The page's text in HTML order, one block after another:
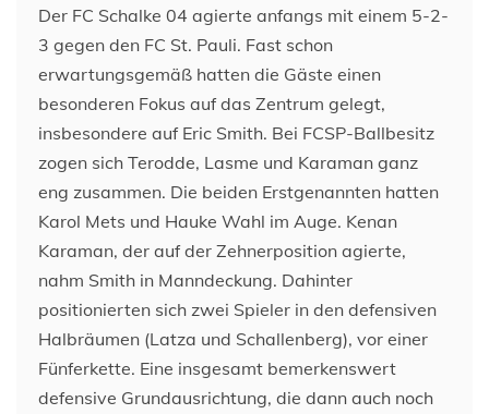
Der FC Schalke 04 agierte anfangs mit einem 5-2-
3 gegen den FC St. Pauli. Fast schon
erwartungsgemäß hatten die Gäste einen
besonderen Fokus auf das Zentrum gelegt,
insbesondere auf Eric Smith. Bei FCSP-Ballbesitz
zogen sich Terodde, Lasme und Karaman ganz
eng zusammen. Die beiden Erstgenannten hatten
Karol Mets und Hauke Wahl im Auge. Kenan
Karaman, der auf der Zehnerposition agierte,
nahm Smith in Manndeckung. Dahinter
positionierten sich zwei Spieler in den defensiven
Halbräumen (Latza und Schallenberg), vor einer
Fünferkette. Eine insgesamt bemerkenswert
defensive Grundausrichtung, die dann auch noch